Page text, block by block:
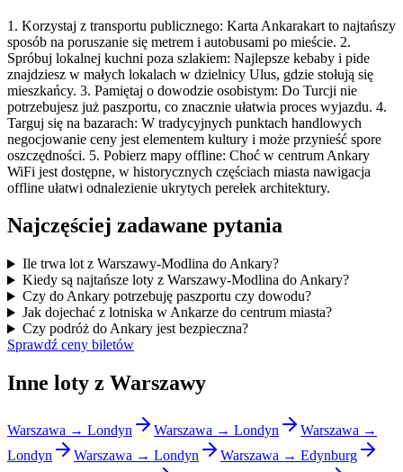
1. Korzystaj z transportu publicznego: Karta Ankarakart to najtańszy
sposób na poruszanie się metrem i autobusami po mieście. 2.
Spróbuj lokalnej kuchni poza szlakiem: Najlepsze kebaby i pide
znajdziesz w małych lokalach w dzielnicy Ulus, gdzie stołują się
mieszkańcy. 3. Pamiętaj o dowodzie osobistym: Do Turcji nie
potrzebujesz już paszportu, co znacznie ułatwia proces wyjazdu. 4.
Targuj się na bazarach: W tradycyjnych punktach handlowych
negocjowanie ceny jest elementem kultury i może przynieść spore
oszczędności. 5. Pobierz mapy offline: Choć w centrum Ankary
WiFi jest dostępne, w historycznych częściach miasta nawigacja
offline ułatwi odnalezienie ukrytych perełek architektury.
Najczęściej zadawane pytania
Ile trwa lot z Warszawy-Modlina do Ankary?
Kiedy są najtańsze loty z Warszawy-Modlina do Ankary?
Czy do Ankary potrzebuję paszportu czy dowodu?
Jak dojechać z lotniska w Ankarze do centrum miasta?
Czy podróż do Ankary jest bezpieczna?
Sprawdź ceny biletów
Inne loty z Warszawy
Warszawa → Londyn Warszawa → Londyn
Warszawa →
Londyn
Warszawa → Londyn
Warszawa → Edynburg